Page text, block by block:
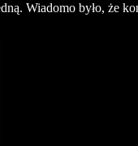
Wiadomo było, że